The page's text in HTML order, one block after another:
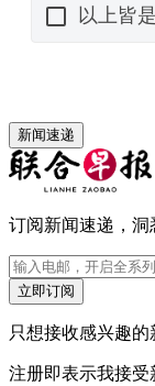
新闻速递
订阅新闻速递，洞
立即订阅
只想接收感兴趣的
注册即表示我接